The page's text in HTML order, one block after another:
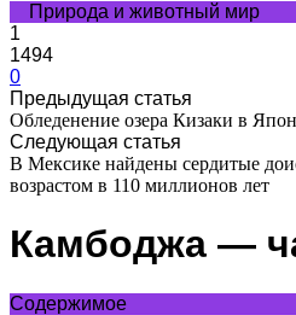
Природа и животный мир
1
1494
0
Предыдущая статья
Обледенение озера Кизаки в
Следующая статья
В Мексике найдены сердитые
возрастом в 110 миллионов лет
Камбоджа —
Содержимое